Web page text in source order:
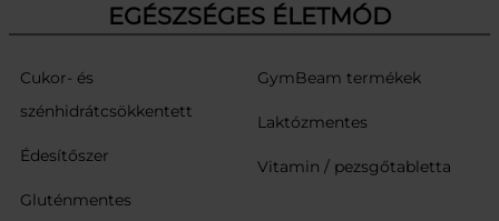
EGÉSZSÉGES ÉLETMÓD
Cukor- és
szénhidrátcsökkentett
Édesítőszer
Gluténmentes
GymBeam termékek
Laktózmentes
Vitamin / pezsgőtabletta